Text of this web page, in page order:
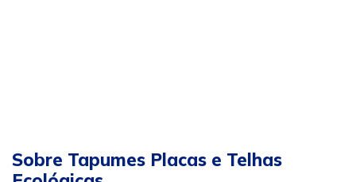
Sobre Tapumes Placas e Telhas